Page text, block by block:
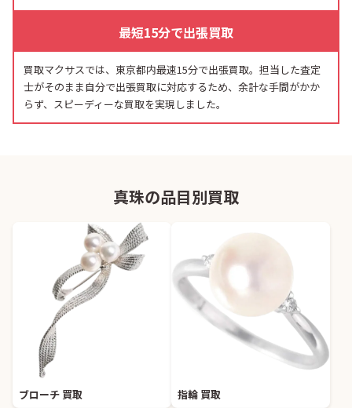
最短15分で出張買取
買取マクサスでは、東京都内最速15分で出張買取。担当した査定
士がそのまま自分で出張買取に対応するため、余計な手間がかか
らず、スピーディーな買取を実現しました。
真珠の品目別買取
ブローチ 買取 指輪 買取